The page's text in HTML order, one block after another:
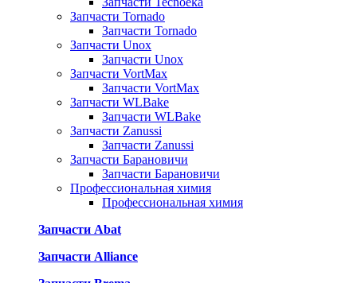
Запчасти Tornado
Запчасти Tornado
Запчасти Unox
Запчасти Unox
Запчасти VortMax
Запчасти VortMax
Запчасти WLBake
Запчасти WLBake
Запчасти Zanussi
Запчасти Zanussi
Запчасти Барановичи
Запчасти Барановичи
Профессиональная химия
Профессиональная химия
Запчасти Abat
Запчасти Alliance